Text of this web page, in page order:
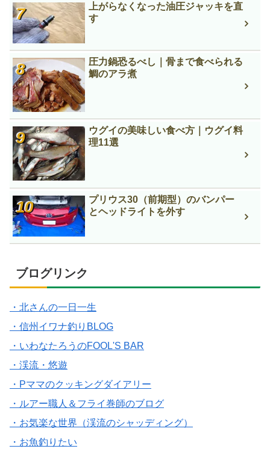
上がらなくなった油圧ジャッキを直
す
圧力鍋恐るべし｜骨まで食べられる
鯛のアラ煮
ウグイの美味しい食べ方｜ウグイ料
理11選
プリウス30（前期型）のバンパー
とヘッドライトを外す
ブログリンク
・北さんの一日一生
・信州イワナ釣りBLOG
・いわなたろうのFOOL'S BAR
・渓流・悠遊
・Pママのクッキングダイアリー
・ルアー職人＆フライ巻師のブログ
・お気楽な世界（渓流のシャッディング）
・お魚釣りたい